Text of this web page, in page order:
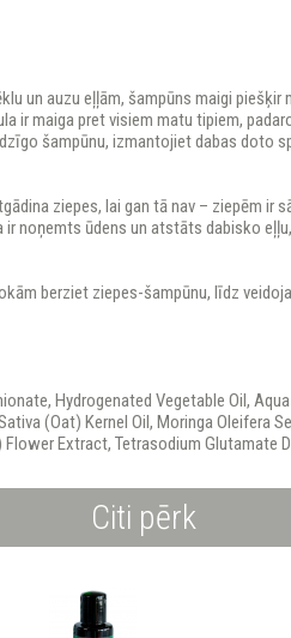
un auzu eļļām, šampūns maigi
ir maiga pret visiem matu tipiem,
šampūnu, izmantojiet dabas doto
ziepes, lai gan tā nav – ziepēm ir
noņemts ūdens un atstāts dabisko
berziet ziepes-šampūnu, līdz
Hydrogenated Vegetable Oil,
(Oat) Kernel Oil, Moringa Oleifera
Extract, Tetrasodium Glutamate
Citi pērk